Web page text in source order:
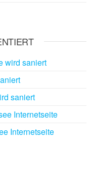
wird saniert
saniert
Internetseite
Internetseite